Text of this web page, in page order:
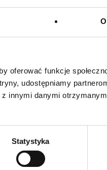
oferować funkcje
udostępniamy
innymi danymi
Statystyka
planach związanych z
sobie
organizacja jest na
zaawansowane
, którzy, jak
nie jest. Nie dajmy się
z innymi firmami,